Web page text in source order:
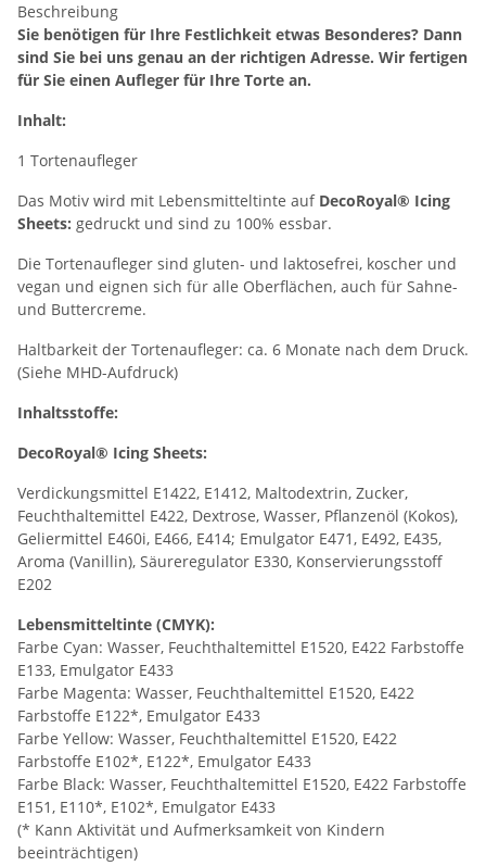
Beschreibung
Sie benötigen für Ihre Festlichkeit etwas Besonderes? Dann
sind Sie bei uns genau an der richtigen Adresse. Wir fertigen
für Sie einen Aufleger für Ihre Torte an.
Inhalt:
1 Tortenaufleger
Das Motiv wird mit Lebensmitteltinte auf DecoRoyal® Icing
Sheets: gedruckt und sind zu 100% essbar.
Die Tortenaufleger sind gluten- und laktosefrei, koscher und
vegan und eignen sich für alle Oberflächen, auch für Sahne-
und Buttercreme.
Haltbarkeit der Tortenaufleger: ca. 6 Monate nach dem Druck.
(Siehe MHD-Aufdruck)
Inhaltsstoffe:
DecoRoyal® Icing Sheets:
Verdickungsmittel E1422, E1412, Maltodextrin, Zucker,
Feuchthaltemittel E422, Dextrose, Wasser, Pflanzenöl (Kokos),
Geliermittel E460i, E466, E414; Emulgator E471, E492, E435,
Aroma (Vanillin), Säureregulator E330, Konservierungsstoff
E202
Lebensmitteltinte (CMYK):
Farbe Cyan: Wasser, Feuchthaltemittel E1520, E422 Farbstoffe
E133, Emulgator E433
Farbe Magenta: Wasser, Feuchthaltemittel E1520, E422
Farbstoffe E122*, Emulgator E433
Farbe Yellow: Wasser, Feuchthaltemittel E1520, E422
Farbstoffe E102*, E122*, Emulgator E433
Farbe Black: Wasser, Feuchthaltemittel E1520, E422 Farbstoffe
E151, E110*, E102*, Emulgator E433
(* Kann Aktivität und Aufmerksamkeit von Kindern
beeinträchtigen)